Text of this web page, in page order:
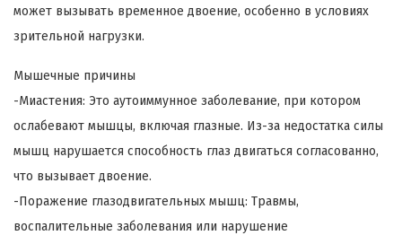
может вызывать временное двоение, особенно в условиях
зрительной нагрузки.
Мышечные причины
-Миастения: Это аутоиммунное заболевание, при котором
ослабевают мышцы, включая глазные. Из-за недостатка силы
мышц нарушается способность глаз двигаться согласованно,
что вызывает двоение.
-Поражение глазодвигательных мышц: Травмы,
воспалительные заболевания или нарушение